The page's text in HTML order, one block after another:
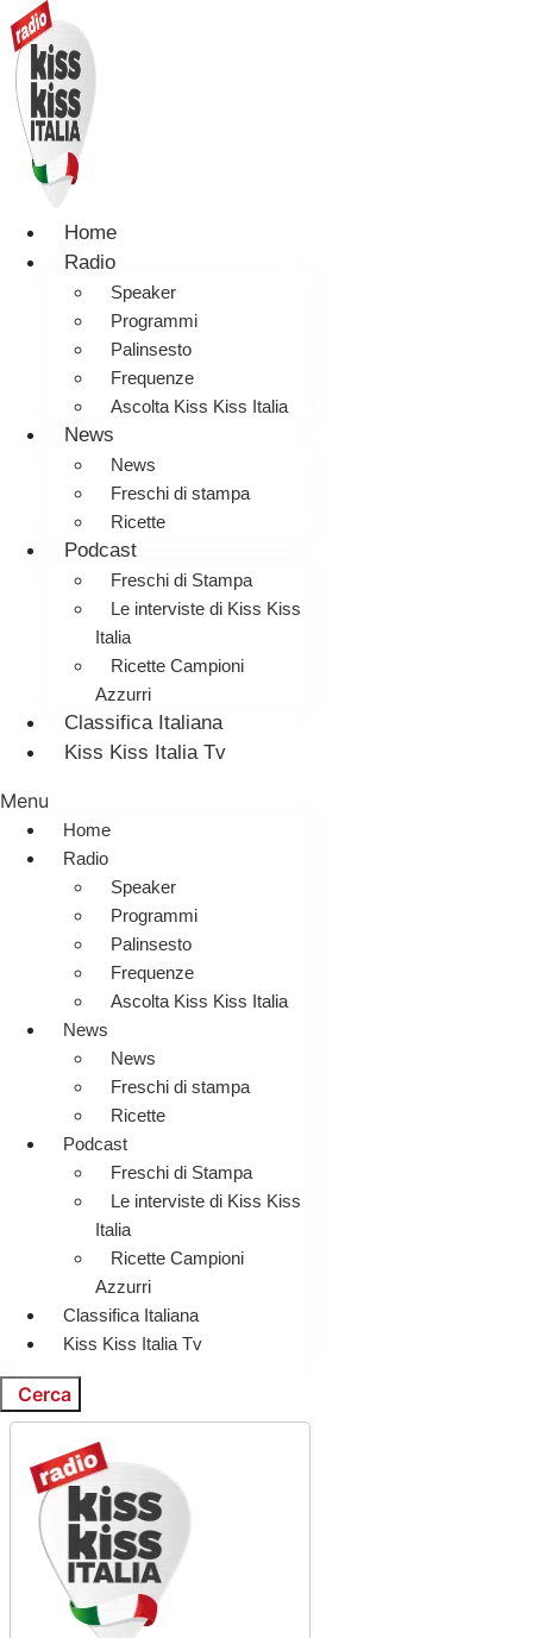
Home
Radio
Speaker
Programmi
Palinsesto
Frequenze
Ascolta Kiss Kiss Italia
News
News
Freschi di stampa
Ricette
Podcast
Freschi di Stampa
Le interviste di Kiss Kiss
Italia
Ricette Campioni
Azzurri
Classifica Italiana
Kiss Kiss Italia Tv
Menu
Home
Radio
Speaker
Programmi
Palinsesto
Frequenze
Ascolta Kiss Kiss Italia
News
News
Freschi di stampa
Ricette
Podcast
Freschi di Stampa
Le interviste di Kiss Kiss
Italia
Ricette Campioni
Azzurri
Classifica Italiana
Kiss Kiss Italia Tv
Cerca